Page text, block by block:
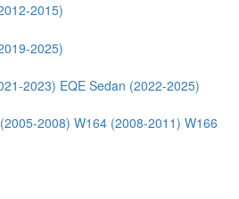
2015)
2025)
2023) EQE Sedan (2022-2025)
2008) W164 (2008-2011) W166